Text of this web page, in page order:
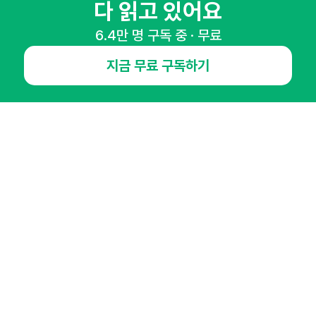
오픈애즈란
다 읽고 있어요
6.4만 명 구독 중 · 무료
지금 무료 구독하기